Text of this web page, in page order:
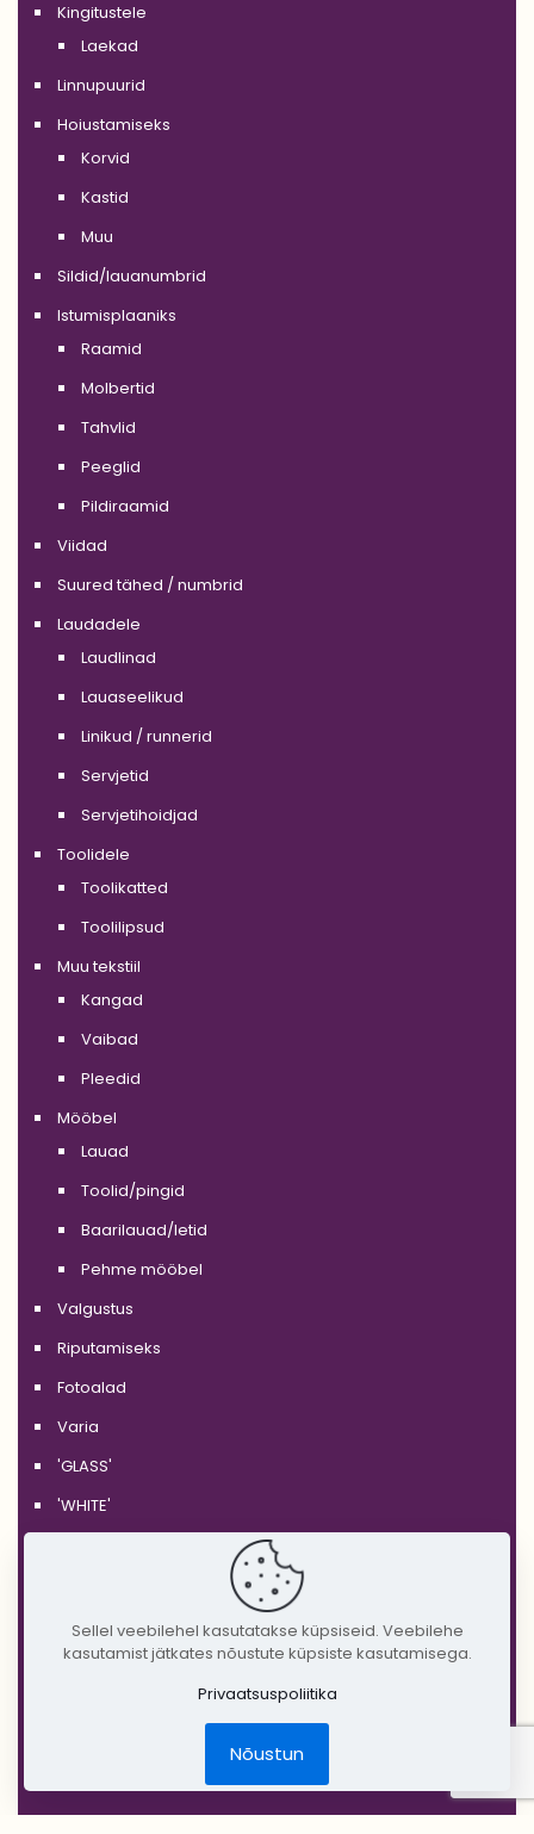
Kingitustele
Laekad
Linnupuurid
Hoiustamiseks
Korvid
Kastid
Muu
Sildid/lauanumbrid
Istumisplaaniks
Raamid
Molbertid
Tahvlid
Peeglid
Pildiraamid
Viidad
Suured tähed / numbrid
Laudadele
Laudlinad
Lauaseelikud
Linikud / runnerid
Servjetid
Servjetihoidjad
Toolidele
Toolikatted
Toolilipsud
Muu tekstiil
Kangad
Vaibad
Pleedid
Mööbel
Lauad
Toolid/pingid
Baarilauad/letid
Pehme mööbel
Valgustus
Riputamiseks
Fotoalad
Varia
'GLASS'
'WHITE'
'GOLD'
'COPPER'
DIY Create Your Wedding
Pruudikimp
Sellel veebilehel kasutatakse küpsiseid. Veebilehe
kasutamist jätkates nõustute küpsiste kasutamisega.
Privaatsuspoliitika
Nõustun